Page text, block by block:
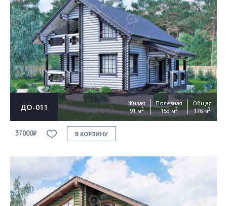
ДО-011
Жилая
91 м2
Полезная
153 м2
Общая
176 м2
37000₽ В КОРЗИНУ